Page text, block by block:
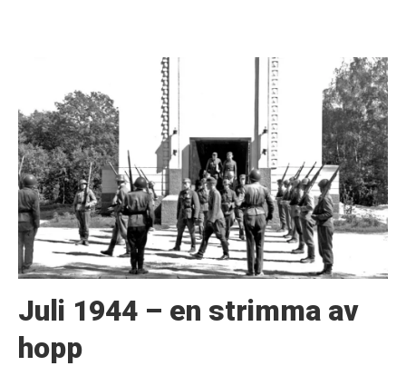
Juli 1944 – en strimma av
hopp